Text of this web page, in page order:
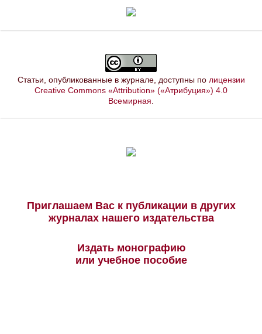
Статьи, опубликованные в журнале, доступны по лицензии
Creative Commons «Attribution» («Атрибуция») 4.0
Всемирная
Приглашаем Вас к публикации в других
журналах нашего издательства
Издать монографию
или учебное пособие